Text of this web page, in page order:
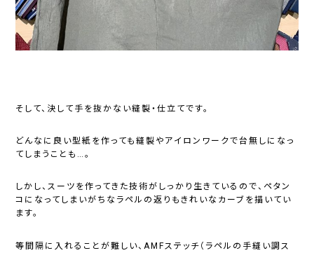
そして、決して手を抜かない縫製・仕立てです。
どんなに良い型紙を作っても縫製やアイロンワークで台無しになっ
てしまうことも…。
しかし、スーツを作ってきた技術がしっかり生きているので、ペタン
コになってしまいがちなラペルの返りもきれいなカーブを描いてい
ます。
等間隔に入れることが難しい、AMFステッチ（ラペルの手縫い調ス